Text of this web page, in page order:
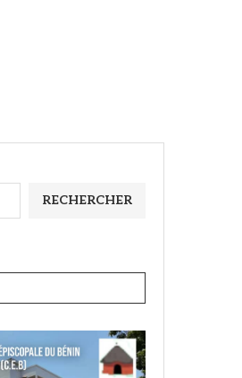
RECHERCHER